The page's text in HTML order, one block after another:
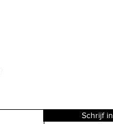
Schrijf in